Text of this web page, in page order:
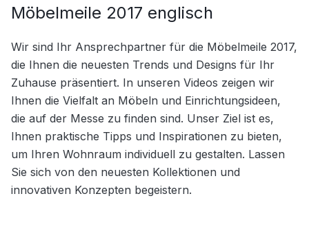
Möbelmeile 2017 englisch
Wir sind Ihr Ansprechpartner für die Möbelmeile 2017,
die Ihnen die neuesten Trends und Designs für Ihr
Zuhause präsentiert. In unseren Videos zeigen wir
Ihnen die Vielfalt an Möbeln und Einrichtungsideen,
die auf der Messe zu finden sind. Unser Ziel ist es,
Ihnen praktische Tipps und Inspirationen zu bieten,
um Ihren Wohnraum individuell zu gestalten. Lassen
Sie sich von den neuesten Kollektionen und
innovativen Konzepten begeistern.